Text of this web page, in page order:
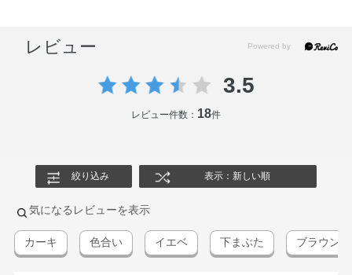
レビュー
3.5
レビュー件数： 18件
絞り込み 表示：新しい順
気になるレビューを表示
カーキ 色合い イエベ 下まぶた ブラウン